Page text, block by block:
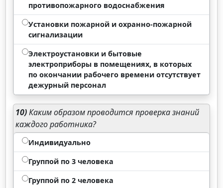
противопожарного водоснабжения
Установки пожарной и охранно-пожарной
сигнализации
Электроустановки и бытовые
электроприборы в помещениях, в которых
по окончании рабочего времени отсутствует
дежурный персонал
10)Каким образом проводится проверка знаний
каждого работника?
Индивидуально
Группой по 3 человека
Группой по 2 человека